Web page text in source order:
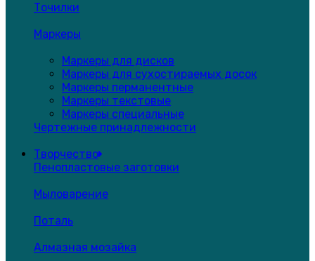
Точилки
Маркеры
Маркеры для дисков
Маркеры для сухостираемых досок
Маркеры перманентные
Маркеры текстовые
Маркеры специальные
Чертежные принадлежности
Творчество
Пенопластовые заготовки
Мыловарение
Поталь
Алмазная мозайка